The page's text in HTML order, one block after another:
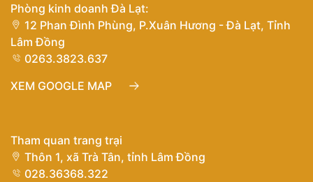
Phòng kinh doanh Đà Lạt:
12 Phan Đình Phùng, P.Xuân Hương - Đà Lạt, Tỉnh
Lâm Đồng
0263.3823.637
XEM GOOGLE MAP
Tham quan trang trại
Thôn 1, xã Trà Tân, tỉnh Lâm Đồng
028.36368.322